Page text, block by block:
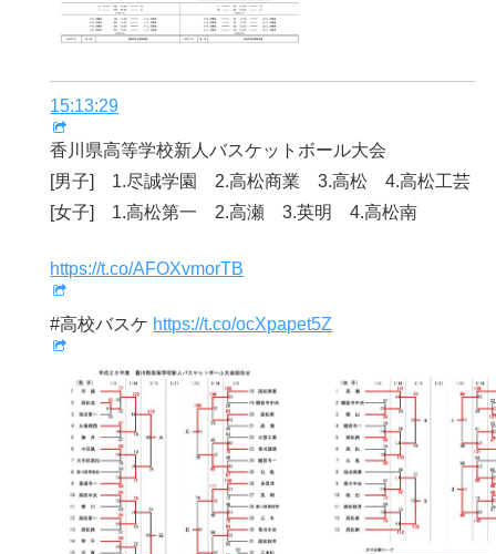
15:13:29
香川県高等学校新人バスケットボール大会
[男子] 1.尽誠学園 2.高松商業 3.高松 4.高松工芸
[女子] 1.高松第一 2.高瀬 3.英明 4.高松南
https://t.co/AFOXvmorTB
#高校バスケ https://t.co/ocXpapet5Z